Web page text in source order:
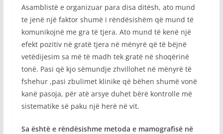
Asamblistë e organizuar para disa ditësh, ato mund
te jenë një faktor shumë i rëndësishëm që mund të
komunikojnë me gra të tjera. Ato mund të kenë një
efekt pozitiv në gratë tjera në mënyrë që të bëjnë
vetëdijesim sa më të madh tek gratë në shoqërinë
tonë. Pasi që kjo sëmundje zhvillohet në mënyrë të
fshehur ,pasi zbulimet klinike që bëhen shumë vonë
kanë pasoja, për atë arsye duhet bërë kontrolle më
sistematike së paku një herë në vit.
Sa është e rëndësishme metoda e mamografisë në